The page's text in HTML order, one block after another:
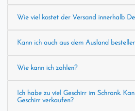
Wie viel kostet der Versand innerhalb
Kann ich auch aus dem Ausland
Wie kann ich zahlen?
Ich habe zu viel Geschirr im Schrank.
Geschirr verkaufen?